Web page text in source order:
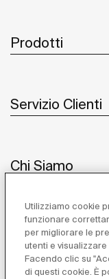
Prodotti
Servizio Clienti
Chi Siamo
Ispirazione
Utilizziamo cookie
funzionare
per migliorare le
utenti e
Facendo clic su
di questi cookie. È